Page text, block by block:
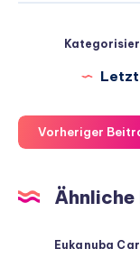
Vorheriger
Eukanuba